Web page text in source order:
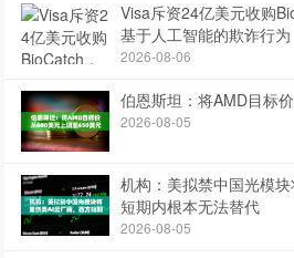
Visa斥资24亿美元收购
基于人工智能的欺诈行为
2026-08-06
伯恩斯坦：将AMD目标
2026-08-05
机构：美拟禁中国光模
短期内根本无法替代
2026-08-05